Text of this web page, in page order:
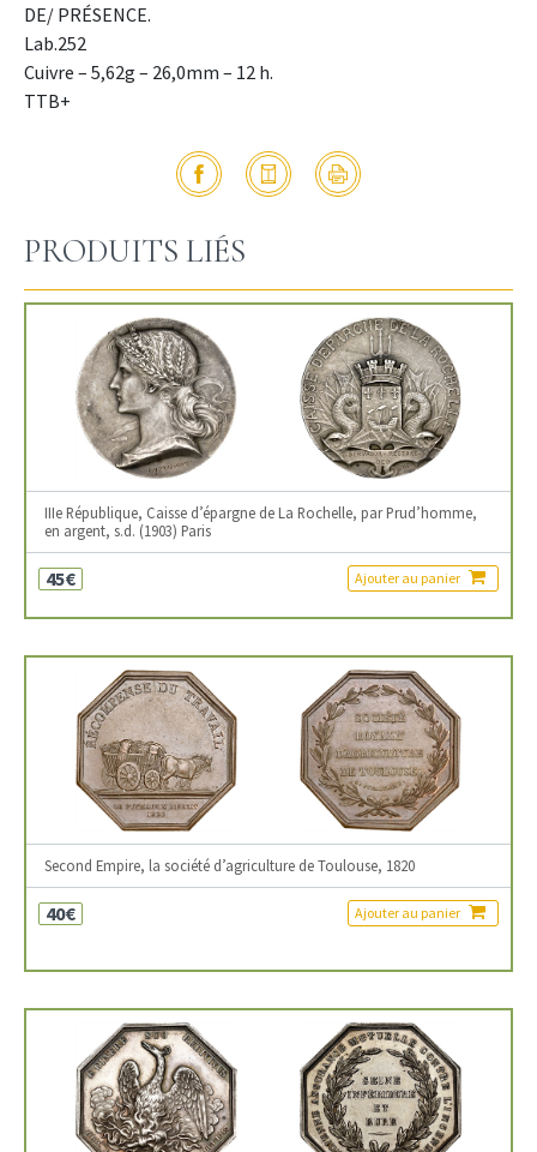
DE/ PRÉSENCE.
Lab.252
Cuivre – 5,62g – 26,0mm – 12 h.
TTB+
PRODUITS LIÉS
IIIe République, Caisse d’épargne de La Rochelle, par Prud’homme,
en argent, s.d. (1903) Paris
45€ Ajouter au panier
Second Empire, la société d’agriculture de Toulouse, 1820
40€ Ajouter au panier